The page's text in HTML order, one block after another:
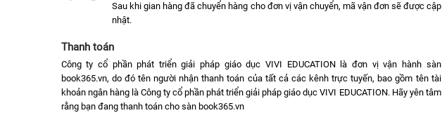
Sau khi gian hàng đã chuyển hàng cho đơn vị vận chuyển, mã vận đơn sẽ được cập
nhật.
Thanh toán
Công ty cổ phần phát triển giải pháp giáo dục VIVI EDUCATION là đơn vị vận hành sàn
book365.vn, do đó tên người nhận thanh toán của tất cả các kênh trực tuyến, bao gồm tên tài
khoản ngân hàng là Công ty cổ phần phát triển giải pháp giáo dục VIVI EDUCATION. Hãy yên tâm
rằng bạn đang thanh toán cho sàn book365.vn